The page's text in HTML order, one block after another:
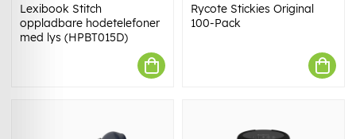
Lexibook Stitch
oppladbare hodetelefoner
med lys (HPBT015D)
Rycote Stickies Original
100-Pack